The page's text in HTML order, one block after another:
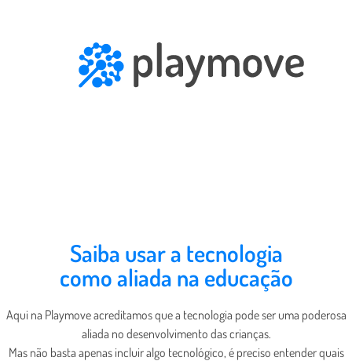
Saiba usar a tecnologia
como aliada na educação
Aqui na Playmove acreditamos que a tecnologia pode ser uma poderosa
aliada no desenvolvimento das crianças.
Mas não basta apenas incluir algo tecnológico, é preciso entender quais